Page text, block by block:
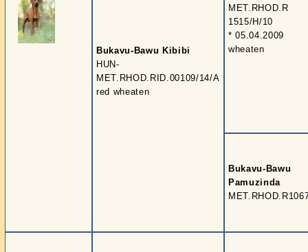
Bukavu-Bawu Kibibi
HUN-
MET.RHOD.RID.00109/14/A
red wheaten
MET.RHOD.R
1515/H/10
* 05.04.2009
wheaten
Bukavu-Bawu
Pamuzinda